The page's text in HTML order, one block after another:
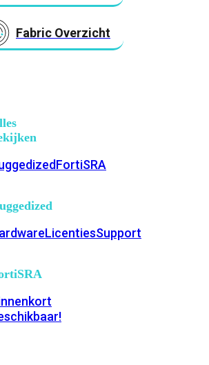
Fabric Overzicht
FortiSRA
LicentiesSupport